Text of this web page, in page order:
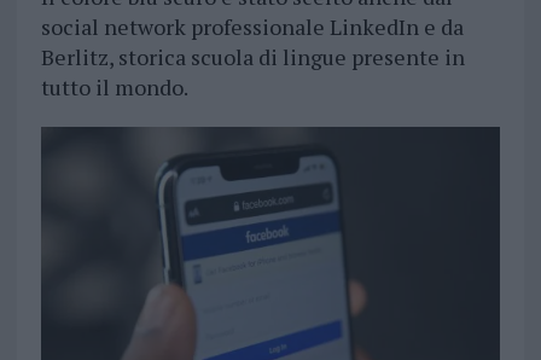
social network professionale LinkedIn e da
Berlitz, storica scuola di lingue presente in
tutto il mondo.